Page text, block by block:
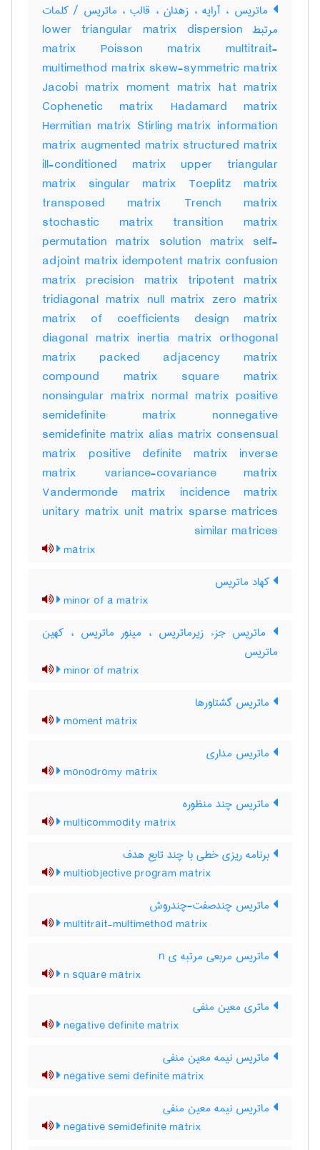
ماتریس ، آرایه ، زهدان ، قالب ، ماتریس / کلمات
مرتبط lower triangular matrix dispersion
matrix Poisson matrix multitrait-
multimethod matrix skew-symmetric matrix
Jacobi matrix moment matrix hat matrix
Cophenetic matrix Hadamard matrix
Hermitian matrix Stirling matrix information
matrix augmented matrix structured matrix
ill-conditioned matrix upper triangular
matrix singular matrix Toeplitz matrix
transposed matrix Trench matrix
stochastic matrix transition matrix
permutation matrix solution matrix self-
adjoint matrix idempotent matrix confusion
matrix precision matrix tripotent matrix
tridiagonal matrix null matrix zero matrix
matrix of coefficients design matrix
diagonal matrix inertia matrix orthogonal
matrix packed adjacency matrix
compound matrix square matrix
nonsingular matrix normal matrix positive
semidefinite matrix nonnegative
semidefinite matrix alias matrix consensual
matrix positive definite matrix inverse
matrix variance-covariance matrix
Vandermonde matrix incidence matrix
unitary matrix unit matrix sparse matrices
similar matrices
matrix
کهاد ماتریس
minor of a matrix
ماتریس جزء زیرماتریس ، مینور ماتریس ، کهین
ماتریس
minor of matrix
ماتریس گشتاورها
moment matrix
ماتریس مداری
monodromy matrix
ماتریس چند منظوره
multicommodity matrix
برنامه ریزی خطی با چند تابع هدف
multiobjective program matrix
ماتریس چندصفت-چندروش
multitrait-multimethod matrix
ماتریس مربعی مرتبه ی n
n square matrix
ماتری معین منفی
negative definite matrix
ماتریس نیمه معین منفی
negative semi definite matrix
ماتریس نیمه معین منفی
negative semidefinite matrix